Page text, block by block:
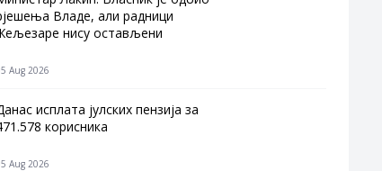
Владе, али радници
нису остављени
Aug 2026
исплата јулских пензија за
корисника
Aug 2026